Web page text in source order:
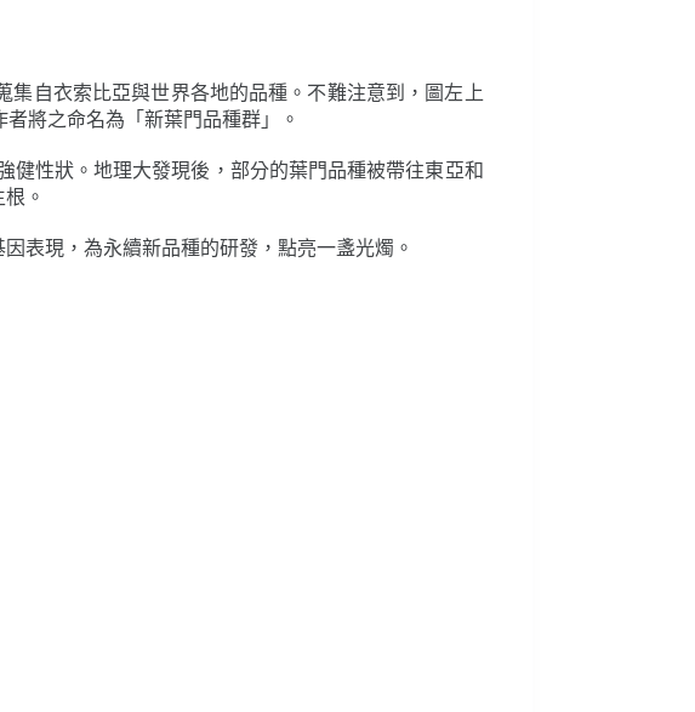
自衣索比亞與世界各地的品種。不難注意到，圖左上
將之命名為「新葉門品種群」。
健性狀。地理大發現後，部分的葉門品種被帶往東亞和
。
表現，為永續新品種的研發，點亮一盞光燭。